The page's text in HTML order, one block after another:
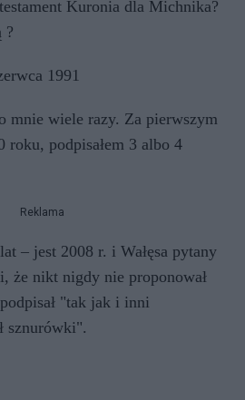
Kuronia dla Michnika?
?
1991
mnie wiele razy. Za pierwszym
roku, podpisałem 3 albo 4
Reklama
– jest 2008 r. i Wałęsa pytany
że nikt nigdy nie proponował
"tak jak i inni
sznurówki".